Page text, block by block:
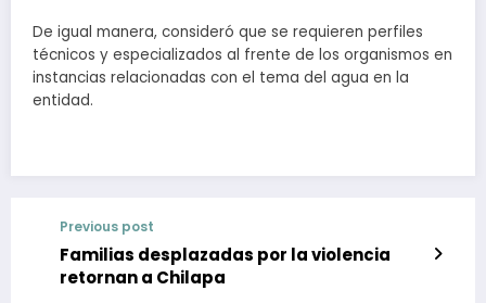
De igual manera, consideró que se requieren perfiles
técnicos y especializados al frente de los organismos en
instancias relacionadas con el tema del agua en la
entidad.
Previous post
Familias desplazadas por la violencia
retornan a Chilapa